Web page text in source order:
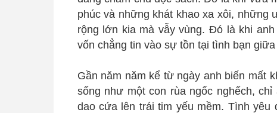
phúc và những khát khao xa xôi,
rộng lớn kia mà vẫy vùng. Đó là khi
vốn chẳng tin vào sự tồn tại tình bạn
Gần năm năm kể từ ngày anh biến mất
sống như một con rùa ngốc nghếch,
dao cứa lên trái tim yếu mềm. Tình